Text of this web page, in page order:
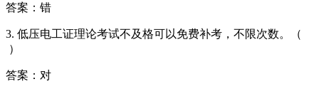
答案：错
3. 低压电工证理论考试不及格可以免费补考，不限次数。（
）
答案：对